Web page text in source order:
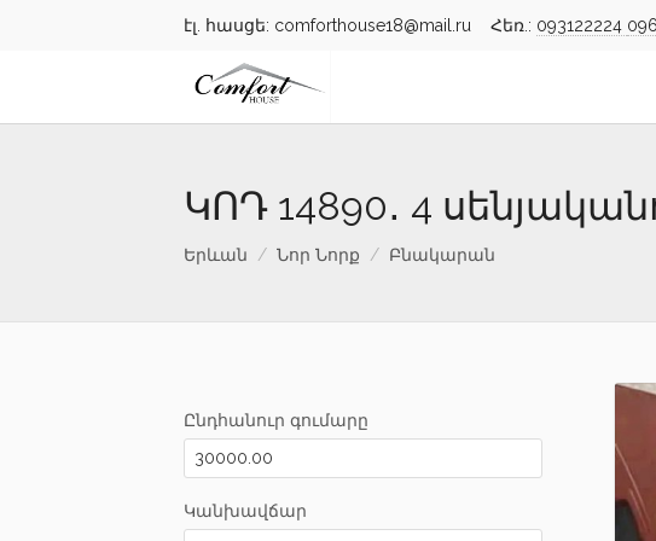
էլ. հասցե: comforthouse18@mail.ru Հեռ.: 093122224
ԿՈԴ 14890․ 4
Երևան Նոր Նորք Բնակարան
Ընդհանուր գումարը
Կանխավճար